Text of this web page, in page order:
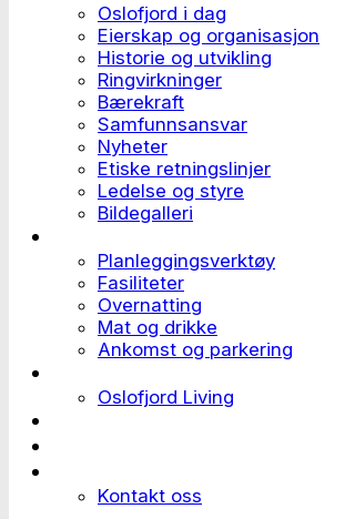
Oslofjord i dag
Eierskap og organisasjon
Historie og utvikling
Ringvirkninger
Bærekraft
Samfunnsansvar
Nyheter
Etiske retningslinjer
Ledelse og styre
Bildegalleri
Planleggingsverktøy
Fasiliteter
Overnatting
Mat og drikke
Ankomst og parkering
Oslofjord Living
Kontakt oss